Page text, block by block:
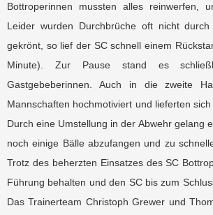
Bottroperinnen mussten alles reinwerfen,
Leider wurden Durchbrüche oft nicht
gekrönt, so lief der SC schnell einem
Minute). Zur Pause stand es
Gastgebeberinnen. Auch in die zweite
Mannschaften hochmotiviert und lieferten
Durch eine Umstellung in der Abwehr gelang
noch einige Bälle abzufangen und zu
Trotz des beherzten Einsatzes des SC
Führung behalten und den SC bis zum
Das Trainerteam Christoph Grewer und